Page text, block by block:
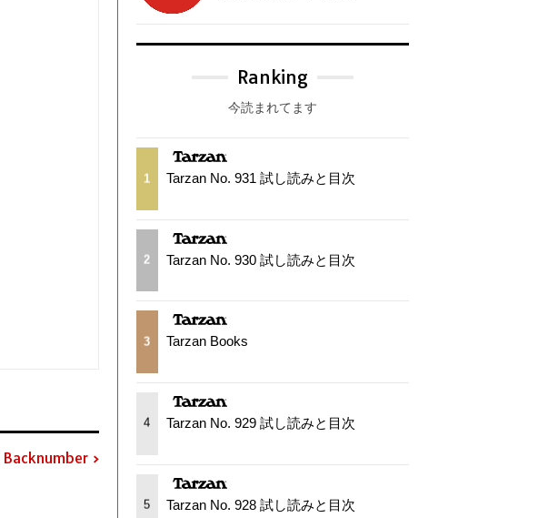
Backnumber
Ranking
今読まれてます
1 Tarzan No. 931 試し読みと目次
2 Tarzan No. 930 試し読みと目次
3 Tarzan Books
4 Tarzan No. 929 試し読みと目次
5 Tarzan No. 928 試し読みと目次